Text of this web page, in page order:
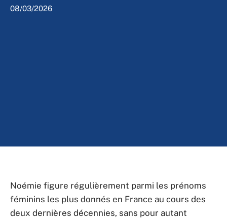
08/03/2026
Noémie figure régulièrement parmi les prénoms
féminins les plus donnés en France au cours des
deux dernières décennies, sans pour autant